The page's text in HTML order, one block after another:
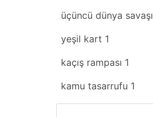
üçüncü dünya savaşı
yeşil kart 1
kaçış rampası 1
kamu tasarrufu 1